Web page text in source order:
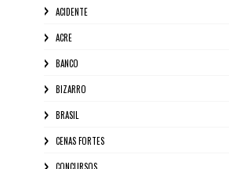
ACIDENTE
ACRE
BANCO
BIZARRO
BRASIL
CENAS FORTES